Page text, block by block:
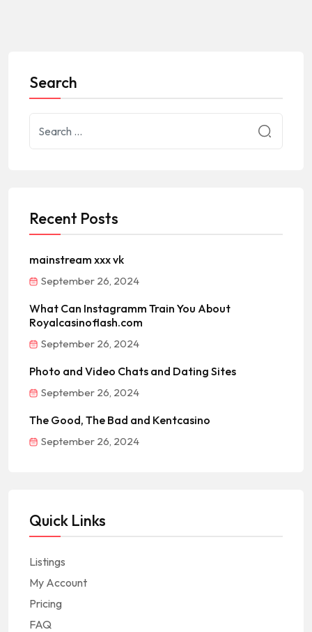
Search
Recent Posts
mainstream xxx vk
September 26, 2024
What Can Instagramm Train You About
Royalcasinoflash.com
September 26, 2024
Photo and Video Chats and Dating Sites
September 26, 2024
The Good, The Bad and Kentcasino
September 26, 2024
Quick Links
Listings
My Account
Pricing
FAQ